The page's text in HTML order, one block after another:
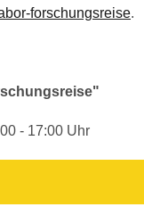
forschungsreise.
- 17:00 Uhr